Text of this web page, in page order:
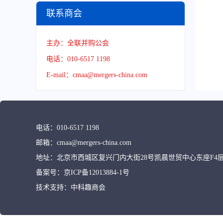
联系商会
主办：全联并购公会
电话：010-6517 1198
E-mail：cmaa@mergers-china.com
电话： 010-6517 1198
邮箱： cmaa@mergers-china.com
地址： 北京市西城区复兴门内大街28号凯晨世贸中心东座F4
备案号： 京ICP备12013884-1号
技术支持： 中科趣商会